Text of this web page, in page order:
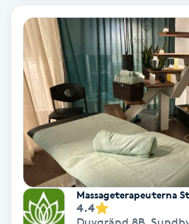
Fransförlängning Megavolym
Fransförlängning Volym
Fransk manikyr
Fransrengöring
Frekvensterapi
Massageterapeuterna
4.4